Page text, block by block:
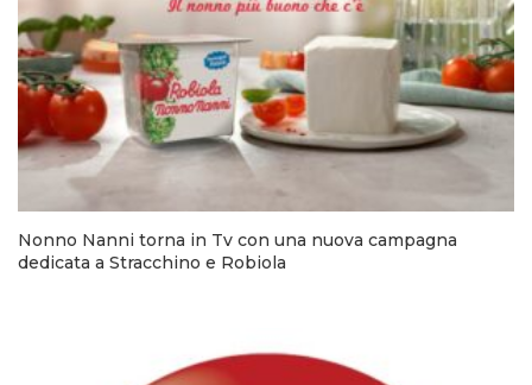
Nonno Nanni torna in Tv con una nuova campagna
dedicata a Stracchino e Robiola